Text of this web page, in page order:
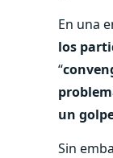
En una
los
“
un
Sin